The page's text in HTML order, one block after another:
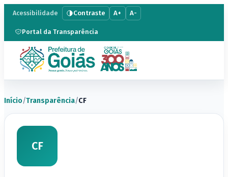
Acessibilidade Contraste A+ A-
Portal da Transparência
Início/Transparência/CF
CF